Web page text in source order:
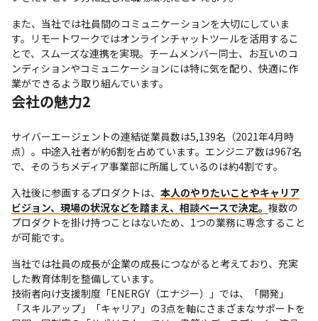
また、当社では社員間のコミュニケーションを大切にしていま
す。リモートワークではオンラインチャットツールを活用するこ
とで、スムーズな連携を実現。チームメンバー同士、お互いのコ
ンディションやコミュニケーションには特に気を配り、快適に作
業ができるよう取り組んでいます。
会社の魅力2
サイバーエージェントの連結従業員数は5,139名（2021年4月時
点）。中途入社者が約6割を占めています。エンジニア数は967名
で、そのうちメディア事業部に所属しているのは約4割です。
入社後に参画するプロダクトは、 本人のやりたいことやキャリア
ビジョン、現場の状況などを踏まえ、相談ベースで決定。 複数の
プロダクトを掛け持つことはないため、1つの業務に専念すること
が可能です。
当社では社員の成長が企業の成長につながると考えており、充実
した教育体制を整備しています。
技術者向け支援制度「ENERGY（エナジー）」では、「開発」
「スキルアップ」「キャリア」の3点を軸にさまざまなサポートを